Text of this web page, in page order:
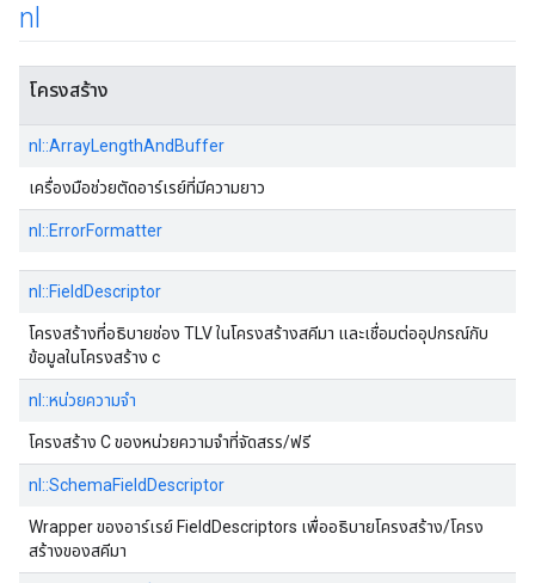
nl
โครงสร้าง
nl::ArrayLengthAndBuffer
เครื่องมือช่วยตัดอาร์เรย์ที่มีความยาว
nl::ErrorFormatter
nl::FieldDescriptor
โครงสร้างที่อธิบายช่อง TLV ในโครงสร้างสคีมา และเชื่อมต่ออุปกรณ์กับ
ข้อมูลในโครงสร้าง c
nl::หน่วยความจํา
โครงสร้าง C ของหน่วยความจําที่จัดสรร/ฟรี
nl::SchemaFieldDescriptor
Wrapper ของอาร์เรย์ FieldDescriptors เพื่ออธิบายโครงสร้าง/โครง
สร้างของสคีมา